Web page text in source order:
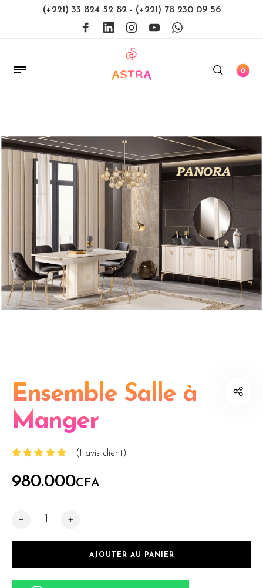
(+221) 33 824 52 82 - (+221) 78 230 09 56
0
Ensemble Salle à
Manger
sur 5
basé sur
( avis client)
980.000CFA
quantité de Ensemble Salle à Manger
AJOUTER AU PANIER